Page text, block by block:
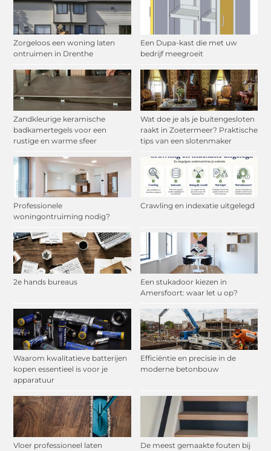
Zorgeloos een woning laten
ontruimen in Drenthe
Een Dupa-kast die met uw
bedrijf meegroeit
Zandkleurige keramische
badkamertegels voor een
rustige en warme sfeer
Wat doe je als je buitengesloten
raakt in Zoetermeer? Praktische
tips van een slotenmaker
Professionele
woningontruiming nodig?
Crawling en indexatie uitgelegd
2e hands bureaus
Een stukadoor kiezen in
Amersfoort: waar let u op?
Waarom kwalitatieve batterijen
kopen essentieel is voor je
apparatuur
Efficiëntie en precisie in de
moderne betonbouw
Vloer professioneel laten
De meest gemaakte fouten bij